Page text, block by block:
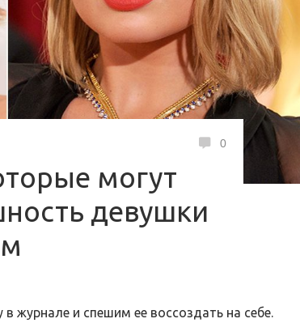
0
могут
девушки
журнале и спешим ее воссоздать на себе.